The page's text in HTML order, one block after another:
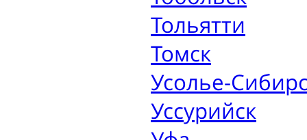
Тольятти
Томск
Усолье-
Уссурийск